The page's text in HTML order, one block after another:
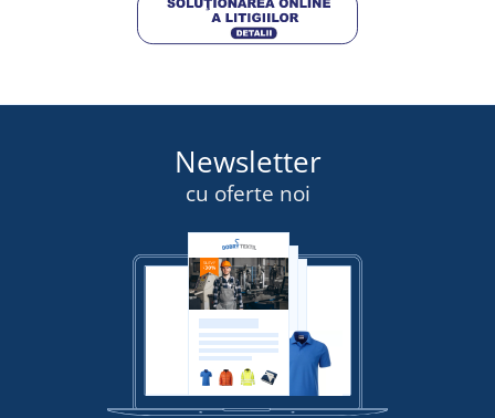
Newsletter
cu oferte noi